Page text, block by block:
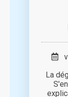
La